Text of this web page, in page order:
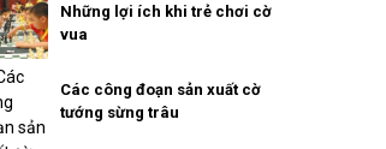
Những lợi ích khi trẻ chơi cờ
vua
Các công đoạn sản xuất cờ
tướng sừng trâu